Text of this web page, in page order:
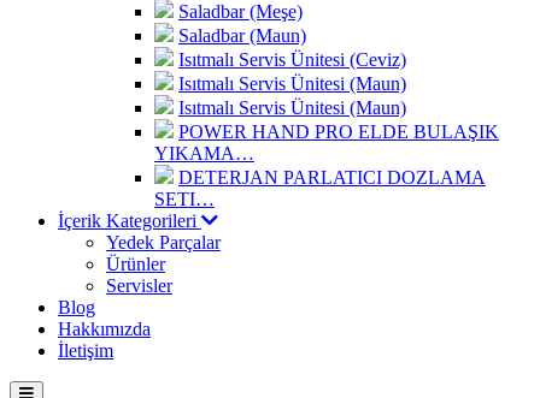
Saladbar (Meşe)
Saladbar (Maun)
Isıtmalı Servis Ünitesi (Ceviz)
Isıtmalı Servis Ünitesi (Maun)
Isıtmalı Servis Ünitesi (Maun)
POWER HAND PRO ELDE BULAŞIK
YIKAMA…
DETERJAN PARLATICI DOZLAMA
SETI…
İçerik Kategorileri
Yedek Parçalar
Ürünler
Servisler
Blog
Hakkımızda
İletişim